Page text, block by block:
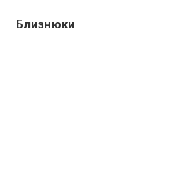
Близнюки